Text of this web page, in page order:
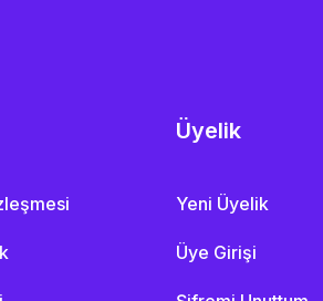
Üyelik
Yeni Üyelik
Üye Girişi